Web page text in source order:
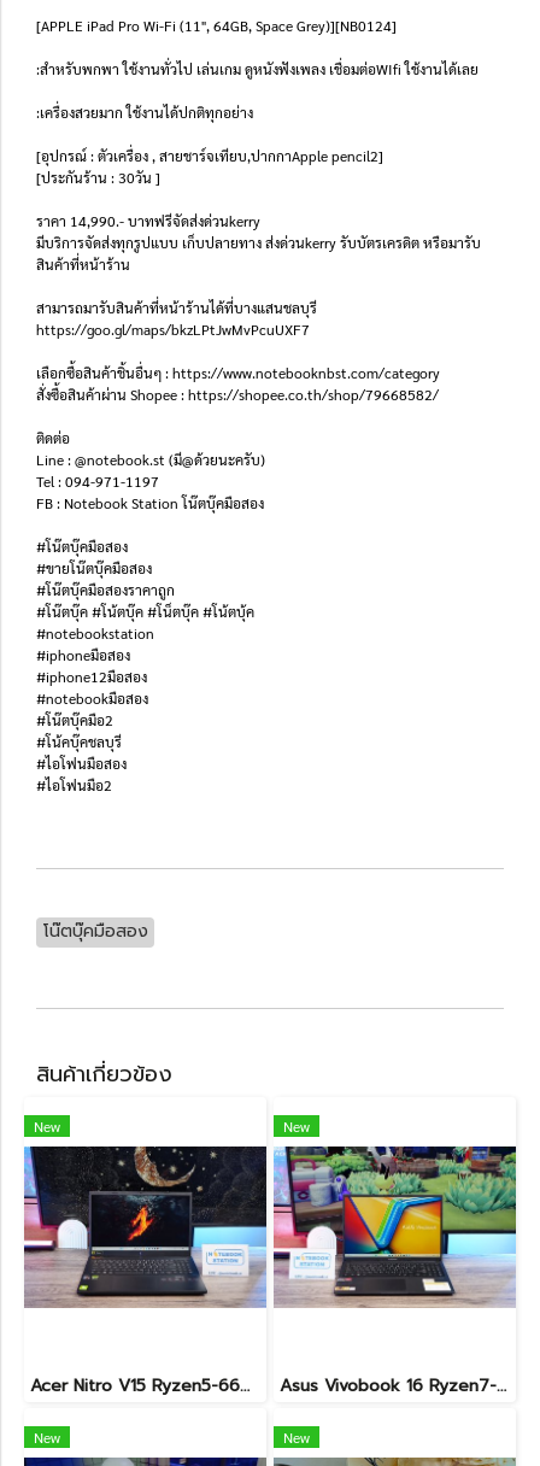
[APPLE iPad Pro Wi-Fi (11", 64GB, Space Grey)][NB0124]
:สำหรับพกพา ใช้งานทั่วไป เล่นเกม ดูหนังฟังเพลง เชื่อมต่อWIfi ใช้งานได้เลย
:เครื่องสวยมาก ใช้งานได้ปกติทุกอย่าง
[อุปกรณ์ : ตัวเครื่อง , สายชาร์จเทียบ,ปากกาApple pencil2]
[ประกันร้าน : 30วัน ]
ราคา 14,990.- บาทฟรีจัดส่งด่วนkerry
มีบริการจัดส่งทุกรูปแบบ เก็บปลายทาง ส่งด่วนkerry รับบัตรเครดิต หรือมารับ
สินค้าที่หน้าร้าน
สามารถมารับสินค้าที่หน้าร้านได้ที่บางแสนชลบุรี
https://goo.gl/maps/bkzLPtJwMvPcuUXF7
เลือกซื้อสินค้าชิ้นอื่นๆ : https://www.notebooknbst.com/category
สั่งซื้อสินค้าผ่าน Shopee : https://shopee.co.th/shop/79668582/
ติดต่อ
Line : @notebook.st (มี@ด้วยนะครับ)
Tel : 094-971-1197
FB : Notebook Station โน๊ตบุ๊คมือสอง
#โน๊ตบุ๊คมือสอง
#ขายโน๊ตบุ๊คมือสอง
#โน๊ตบุ๊คมือสองราคาถูก
#โน๊ตบุ๊ค #โน้ตบุ๊ค #โน็ตบุ๊ค #โน้ตบุ้ค
#notebookstation
#iphoneมือสอง
#iphone12มือสอง
#notebookมือสอง
#โน๊ตบุ๊คมือ2
#โน้คบุ๊คชลบุรี
#ไอโฟนมือสอง
#ไอโฟนมือ2
โน๊ตบุ๊คมือสอง
สินค้าเกี่ยวข้อง
New
Acer Nitro V15 Ryzen5-6600H RTX2050(4GB) RAM16 512GB SSD จอ15.6นิ้ว FHD 165Hz sRGB100% เกมมิ่งรุ่นใหม่ ดีไซน์เครื่องบาง สวยเท่ดูทันสมัย มีประกันศูนย์2028 ราคาสุดคุ้มเพียง 17,990.-
New
Asus Vivobook 16 Ryzen7-7730U Ram16 SSD512 จอ16นิ้ว WUXGA IPS สเปคสูงทำงานเก่ง จอใหญ่ภาพสวย พร้อมแป้นตัวเลขแยก เครื่องมีประกันศูนย์พร้อมใช้งานเพียง 12,990.-
New New